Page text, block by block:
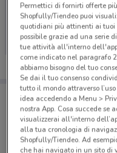
Ci dispiace, al
volantini nella
Porta
Puoi trovare le
salvarle e
dal tuo
Permettici di fornirti offerte
Shopfully/Tiendeo puoi
quotidiani più attinenti ai tuoi
possibile grazie ad una serie
tue attività all'interno
come indicato nel paragrafo
abbiamo bisogno del tuo
Se dai il tuo consenso
tutto il mondo attraverso
idea accedendo a Menu >
nostra App. Cosa succede se
visualizzerai all'interno
alla tua cronologia di
Shopfully/Tiendeo. Ad
che hai navigato in un sito di